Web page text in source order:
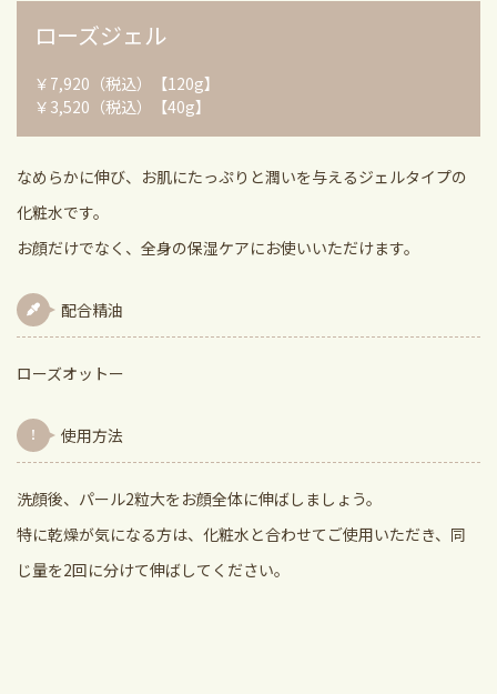
ローズジェル
￥7,920（税込）【120g】
￥3,520（税込）【40g】
なめらかに伸び、お肌にたっぷりと潤いを与えるジェルタイプの
化粧水です。
お顔だけでなく、全身の保湿ケアにお使いいただけます。
配合精油
ローズオットー
使用方法
洗顔後、パール2粒大をお顔全体に伸ばしましょう。
特に乾燥が気になる方は、化粧水と合わせてご使用いただき、同
じ量を2回に分けて伸ばしてください。